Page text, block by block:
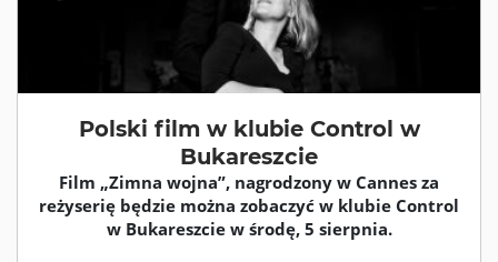
Polski film w klubie Control w
Bukareszcie
Film „Zimna wojna”, nagrodzony w Cannes za
reżyserię będzie można zobaczyć w klubie Control
w Bukareszcie w środę, 5 sierpnia.